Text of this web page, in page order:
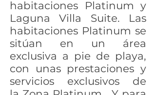
habitaciones Platinum y
Laguna Villa Suite. Las
habitaciones Platinum se
sitúan en un área
exclusiva a pie de playa,
con unas prestaciones y
servicios exclusivos de